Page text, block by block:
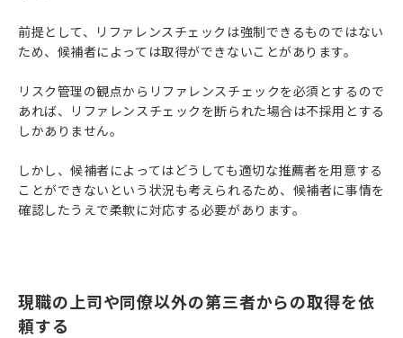
前提として、リファレンスチェックは強制できるものではない
ため、候補者によっては取得ができないことがあります。
リスク管理の観点からリファレンスチェックを必須とするので
あれば、リファレンスチェックを断られた場合は不採用とする
しかありません。
しかし、候補者によってはどうしても適切な推薦者を用意する
ことができないという状況も考えられるため、候補者に事情を
確認したうえで柔軟に対応する必要があります。
現職の上司や同僚以外の第三者からの取得を依
頼する